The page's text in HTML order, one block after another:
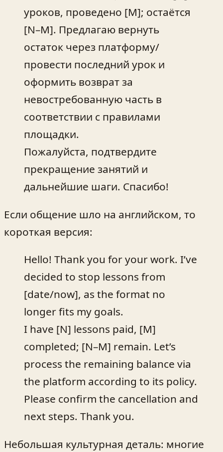
уроков, проведено [M]; остаётся
[N–M]. Предлагаю вернуть
остаток через платформу/
провести последний урок и
оформить возврат за
невостребованную часть в
соответствии с правилами
площадки.
Пожалуйста, подтвердите
прекращение занятий и
дальнейшие шаги. Спасибо!
Если общение шло на английском, то
короткая версия:
Hello! Thank you for your work. I’ve
decided to stop lessons from
[date/now], as the format no
longer fits my goals.
I have [N] lessons paid, [M]
completed; [N–M] remain. Let’s
process the remaining balance via
the platform according to its policy.
Please confirm the cancellation and
next steps. Thank you.
Небольшая культурная деталь: многие